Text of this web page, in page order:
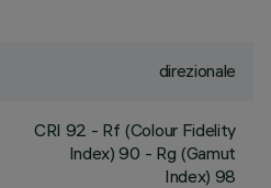
direzionale
CRI 92 - Rf (Colour Fidelity
Index) 90 - Rg (Gamut
Index) 98